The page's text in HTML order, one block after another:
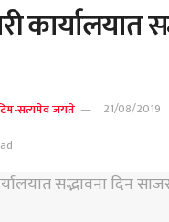
कार्यालयात
सत्यमेव जयते
21/08/2019